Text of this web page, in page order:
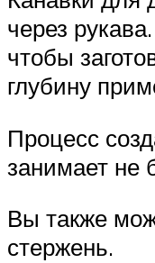
через
чтобы
глубину
Процесс
занимает не
Вы также
стержень.